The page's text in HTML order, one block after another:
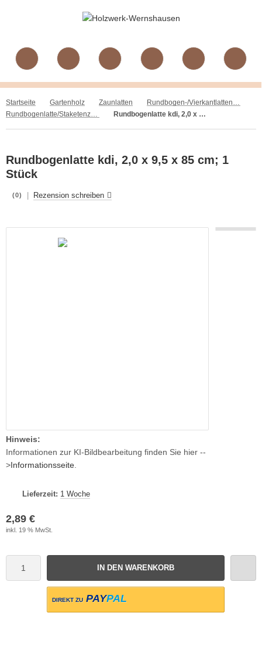
Startseite Gartenholz Zaunlatten
Rundbogen-/Vierkantlatten, Fichte/Kiefer, gehobelt, kdi
Rundbogenlatte/Staketenzaunlatte, Fichte/Kiefer, gehobelt, kdi
Rundbogenlatte kdi, 2,0 x 9,5 x 85 cm; 1 Stück
Rundbogenlatte kdi, 2,0 x 9,5 x 85 cm; 1
Stück
(0) Rezension schreiben
Hinweis:
Informationen zur KI-Bildbearbeitung finden Sie hier --
>Informationsseite
Lieferzeit: 1 Woche
2,89 €
inkl. 19 % MwSt.
IN DEN WARENKORB
DIREKT ZU PAYPAL